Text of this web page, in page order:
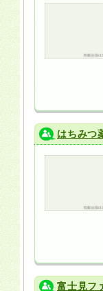
はちみつ
富士見フ